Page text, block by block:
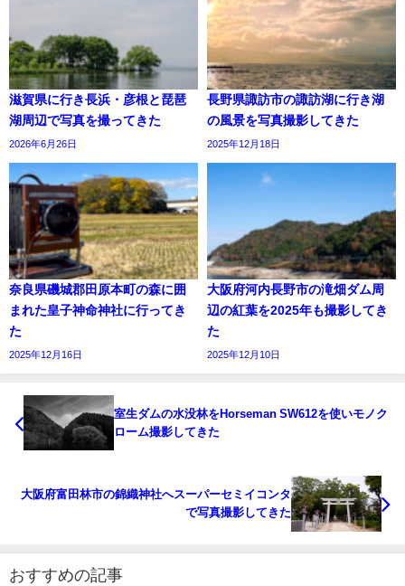
滋賀県に行き長浜・彦根と琵琶
湖周辺で写真を撮ってきた
2026年6月26日
長野県諏訪市の諏訪湖に行き湖
の風景を写真撮影してきた
2025年12月18日
奈良県磯城郡田原本町の森に囲
まれた皇子神命神社に行ってき
た
2025年12月16日
大阪府河内長野市の滝畑ダム周
辺の紅葉を2025年も撮影してき
た
2025年12月10日
室生ダムの水没林をHorseman SW612を使いモノク
ローム撮影してきた
大阪府富田林市の錦織神社へスーパーセミイコンタ
で写真撮影してきた
おすすめの記事